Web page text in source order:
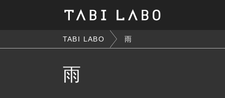
TABI LABO 雨
雨